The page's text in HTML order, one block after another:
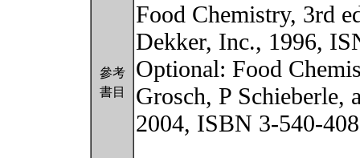
參考
書目
Food Chemistry, 3rd
Dekker, Inc., 1996,
Optional: Food
Grosch, P Schieberle,
2004, ISBN 3-540-